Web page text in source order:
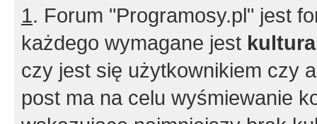
1. Forum "Programosy.pl" jest
każdego wymagane jest
czy jest się użytkownikiem czy
post ma na celu wyśmiewanie